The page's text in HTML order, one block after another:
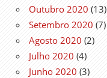
Outubro 2020 (13)
Setembro 2020 (7)
Agosto 2020 (2)
Julho 2020 (4)
Junho 2020 (3)